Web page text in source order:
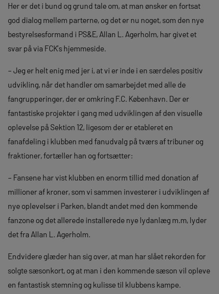
Her er det i bund og grund tale om, at man ønsker en fortsat
god dialog mellem parterne, og det er nu noget, som den nye
bestyrelsesformand i PS&E, Allan L. Agerholm, har givet et
svar på via FCK’s hjemmeside.
– Jeg er helt enig med jer i, at vi er inde i en særdeles positiv
udvikling, når det handler om samarbejdet med alle de
fangrupperinger, der er omkring F.C. København. Der er
fantastiske projekter i gang med udviklingen af den visuelle
oplevelse på Sektion 12, ligesom der er etableret en
fanafdeling i klubben med fanudvalg på tværs af tribuner og
fraktioner, fortæller han og fortsætter:
– Fansene har vist klubben en enorm tillid med donation af
millioner af kroner, som vi sammen investerer i udviklingen af
nye oplevelser i Parken, blandt andet med den kommende
fanzone og det allerede installerede nye lydanlæg m.m, lyder
det fra Allan L. Agerholm.
Endvidere glæder han sig over, at man har slået rekorden for
solgte sæsonkort, og at man i den kommende sæson vil opleve
en fantastisk stemning og kulisse til klubbens kampe.